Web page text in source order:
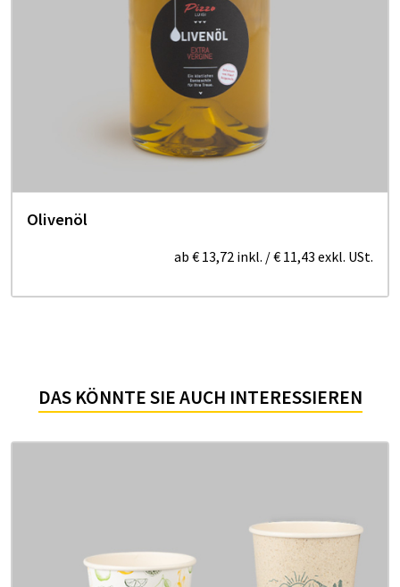
Olivenöl
ab € 13,72 inkl. /€ 11,43 exkl. USt.
DAS KÖNNTE SIE AUCH INTERESSIEREN